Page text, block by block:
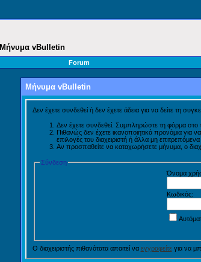
Μήνυμα vBulletin
Forum
Μήνυμα vBulletin
Δεν έχετε συνδεθεί ή δεν έχετε άδεια για να δείτε τη
Δεν έχετε συνδεθεί. Συμπληρώστε τη φόρμα στο
Πιθανώς δεν έχετε ικανοποιητικά προνόμια
επιλογές του διαχειριστή ή άλλα μη
Αν προσπαθείτε να καταχωρήσετε μήνυμα, ο
Σύνδεση
Όνομα
Κωδικός:
Ο διαχειριστής πιθανότατα απαιτεί να εγγραφείτεγια να